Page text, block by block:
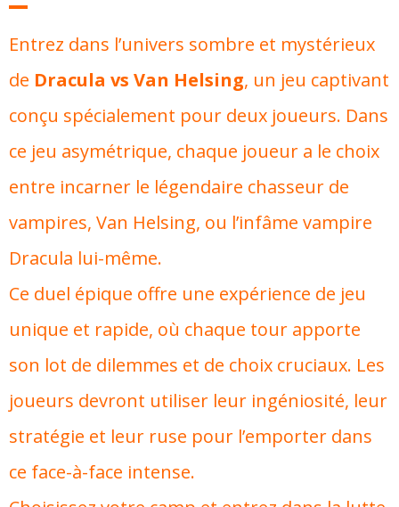
Entrez dans l’univers sombre et mystérieux
de Dracula vs Van Helsing, un jeu captivant
conçu spécialement pour deux joueurs. Dans
ce jeu asymétrique, chaque joueur a le choix
entre incarner le légendaire chasseur de
vampires, Van Helsing, ou l’infâme vampire
Dracula lui-même.
Ce duel épique offre une expérience de jeu
unique et rapide, où chaque tour apporte
son lot de dilemmes et de choix cruciaux. Les
joueurs devront utiliser leur ingéniosité, leur
stratégie et leur ruse pour l’emporter dans
ce face-à-face intense.